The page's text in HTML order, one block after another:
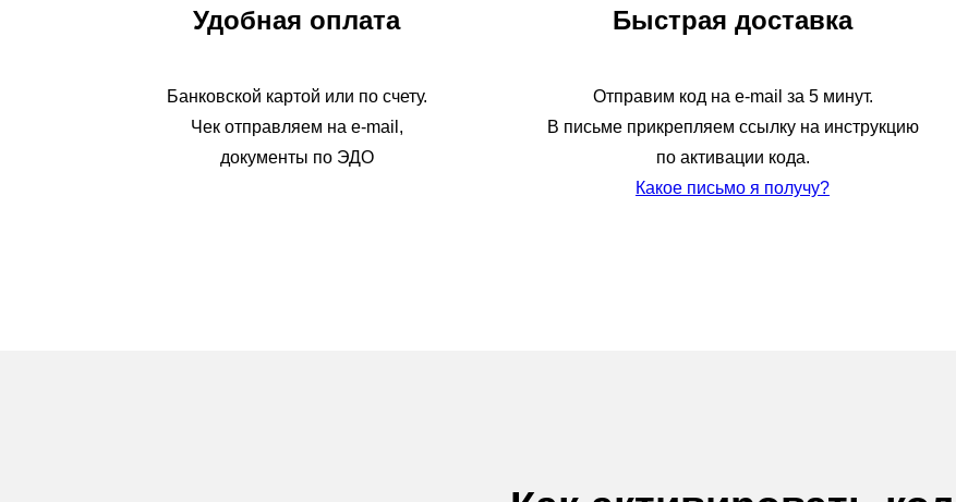
Удобная оплата
Банковской картой или по счету.
Чек отправляем на e-mail,
документы по ЭДО
Быстрая доставка
Отправим код на e-mail за 5 минут.
В письме прикрепляем ссылку на инструкцию
по активации кода.
Какое письмо я получу?